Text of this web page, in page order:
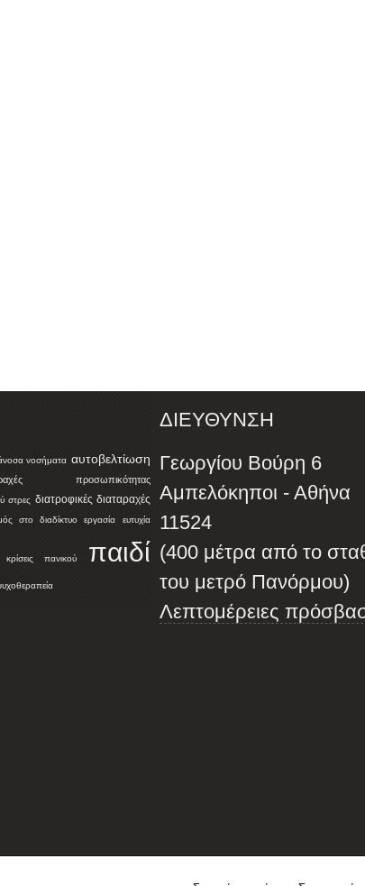
νοσήματα αυτοβελτίωση
προσωπικότητας
στρες διατροφικές διαταραχές
στο διαδίκτυο εργασία ευτυχία
κρίσεις πανικού παιδί
ΔΙΕΥΘΥΝΣΗ
Γεωργίου Βούρη 6
Αμπελόκηποι - Αθήνα
11524
(400 μέτρα από το
του μετρό Πανόρμου)
Λεπτομέρειες